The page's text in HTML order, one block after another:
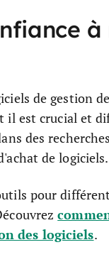
de gestion
il est crucial et
des
de logiciels.
pour
des logiciels.